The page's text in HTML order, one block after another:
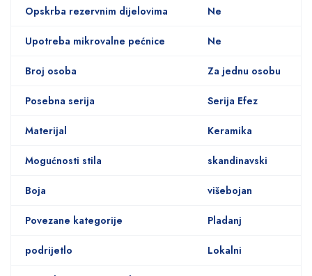
Opskrba rezervnim dijelovima Ne
Upotreba mikrovalne pećnice Ne
Broj osoba Za jednu osobu
Posebna serija Serija Efez
Materijal Keramika
Mogućnosti stila skandinavski
Boja višebojan
Povezane kategorije Pladanj
podrijetlo Lokalni